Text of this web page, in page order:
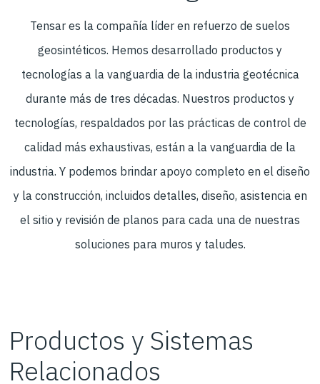
Tensar es la compañía líder en refuerzo de suelos
geosintéticos. Hemos desarrollado productos y
tecnologías a la vanguardia de la industria geotécnica
durante más de tres décadas. Nuestros productos y
tecnologías, respaldados por las prácticas de control de
calidad más exhaustivas, están a la vanguardia de la
industria. Y podemos brindar apoyo completo en el diseño
y la construcción, incluidos detalles, diseño, asistencia en
el sitio y revisión de planos para cada una de nuestras
soluciones para muros y taludes.
Productos y Sistemas
Relacionados